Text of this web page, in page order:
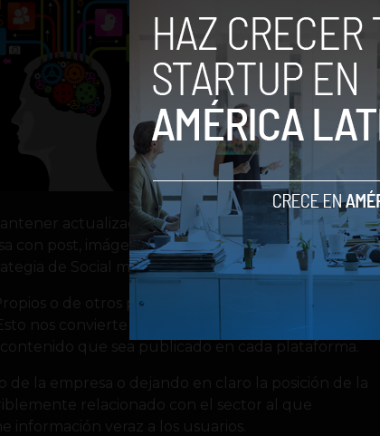
actualizadas cada una de las plataformas
con post, imágenes, vídeos, inforgrafías o textos
de Social media que tenga la empresa.
o de otros personajes del sector para generar
nos convierte en un referente de información
que sea publicado en cada plataforma.
de la empresa o dejando en claro la posición de la
relacionado con el sector al que
veraz a los usuarios.